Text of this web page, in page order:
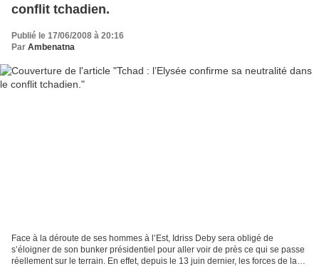
conflit tchadien.
Publié le 17/06/2008 à 20:16
Par Ambenatna
Face à la déroute de ses hommes à l’Est, Idriss Deby sera obligé de
s’éloigner de son bunker présidentiel pour aller voir de près ce qui se passe
réellement sur le terrain. En effet, depuis le 13 juin dernier, les forces de la